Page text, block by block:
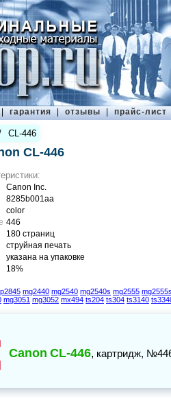
гарантия | отзывы | прайс-лист
CL-446
CL-446
Canon Inc.
8285b001aa
сolor
446
180 страниц
струйная печать
указана на упаковке
18%
mg2440 mg2540 mg2540s mg2555 mg2555s
mg3051 mg3052 mx494 ts204 ts304 ts3140
Canon CL-446, картридж,